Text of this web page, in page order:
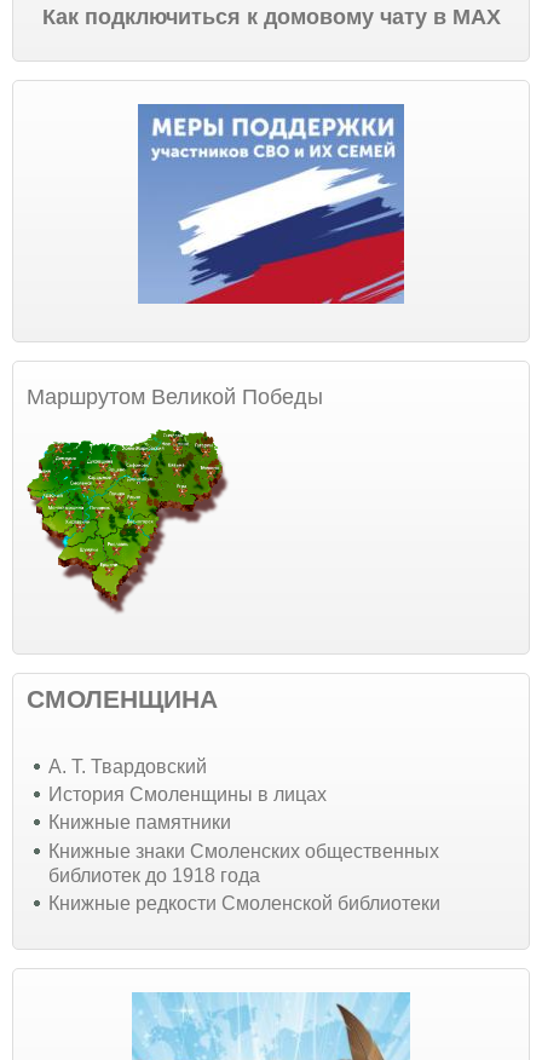
Как подключиться к домовому чату в МАХ
Маршрутом Великой Победы
СМОЛЕНЩИНА
А. Т. Твардовский
История Смоленщины в лицах
Книжные памятники
Книжные знаки Смоленских общественных
библиотек до 1918 года
Книжные редкости Смоленской библиотеки